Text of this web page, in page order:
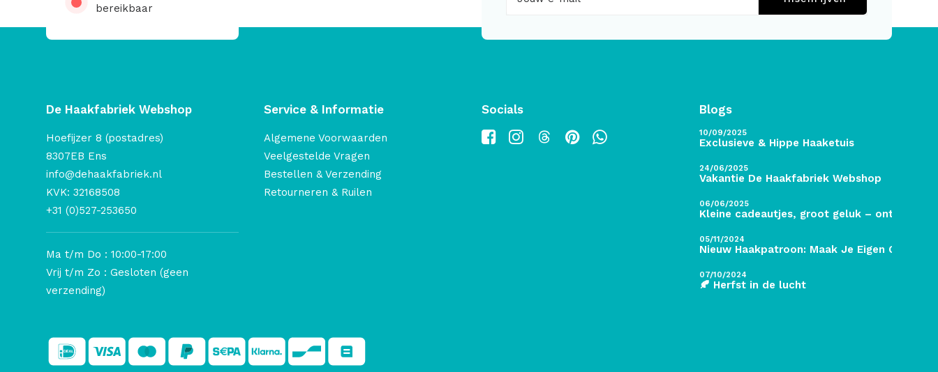
bereikbaar
De Haakfabriek Webshop
Hoefijzer 8 (postadres)
8307EB Ens
info@dehaakfabriek.nl
KVK: 32168508
+31 (0)527-253650
Ma t/m Do : 10:00-17:00
Vrij t/m Zo : Gesloten (geen
verzending)
Service & Informatie
Algemene Voorwaarden
Veelgestelde Vragen
Bestellen & Verzending
Retourneren & Ruilen
Socials Blogs
10/09/2025
Exclusieve & Hippe Haaketuis
24/06/2025
Vakantie De Haakfabriek Webshop
06/06/2025
Kleine cadeautjes, groot geluk – ontdek de
05/11/2024
Nieuw Haakpatroon: Maak Je Eigen Gave
07/10/2024
🍂 Herfst in de lucht